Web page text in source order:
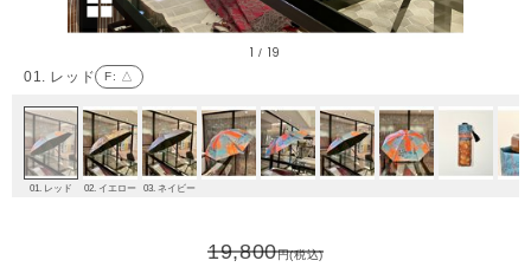
01. レッド F: △
1 / 19
01. レッド 02. イエロー 03. ネイビー
19,800円(税込)